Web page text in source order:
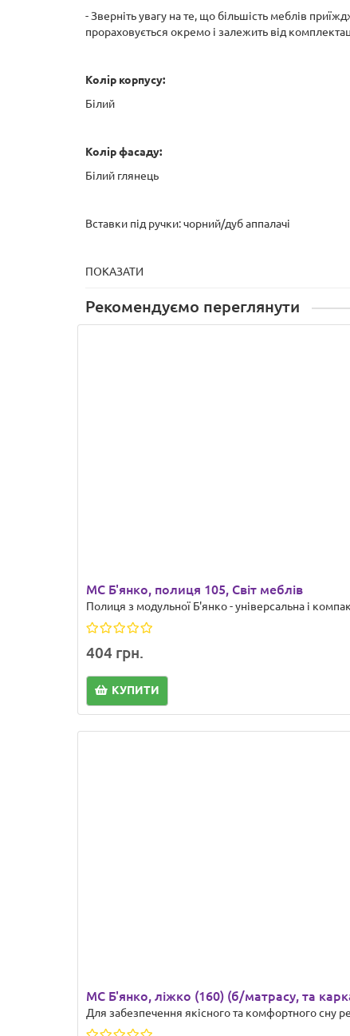
- Зверніть увагу на те, що більшість меблів
прораховується окремо і залежить від
Колір корпусу:
Білий
Колір фасаду:
Білий глянець
Вставки під ручки: чорний/дуб аппалачі
ПОКАЗАТИ
Рекомендуємо переглянути
МС Б'янко, полиця 105, Світ меблів
Полиця з модульної Б'янко - універсальна і
404 грн.
КУПИТИ
МС Б'янко, ліжко (160) (б/матрасу, та
Для забезпечення якісного та комфортного сну